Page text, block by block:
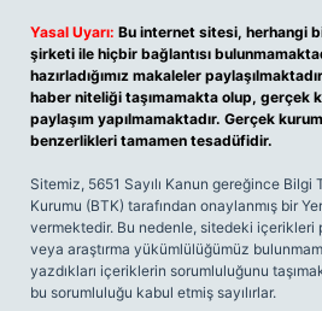
Yasal Uyarı: Bu internet sitesi, herhangi
şirketi ile hiçbir bağlantısı
hazırladığımız makaleler
haber niteliği taşımamakta olup, gerçek
paylaşım yapılmamaktadır. Gerçek
benzerlikleri tamamen tesadüfidir.
Sitemiz, 5651 Sayılı Kanun gereğince
Kurumu (BTK) tarafından onaylanmış bir
vermektedir. Bu nedenle, sitedeki
veya araştırma yükümlülüğümüz
yazdıkları içeriklerin sorumluluğunu
bu sorumluluğu kabul etmiş sayılırlar.